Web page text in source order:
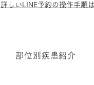
詳しいLINE予約の操作手順
部位別疾患紹介